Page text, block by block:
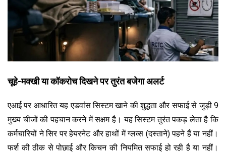
चूहे-मक्खी या कॉकरोच दिखने पर तुरंत बजेगा अलर्ट
एआई पर आधारित यह एडवांस सिस्टम खाने की शुद्धता और सफाई से जुड़ी 9
मुख्य चीजों की पहचान करने में सक्षम है। यह सिस्टम तुरंत पकड़ लेता है कि
कर्मचारियों ने सिर पर हेयरनेट और हाथों में ग्लव्स (दस्ताने) पहने हैं या नहीं।
फर्श की ठीक से पोछाई और किचन की नियमित सफाई हो रही है या नहीं।